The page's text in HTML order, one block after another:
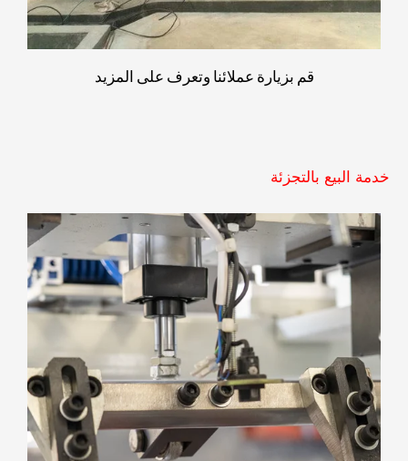
قم بزيارة عملائنا وتعرف على المزيد
خدمة البيع بالتجزئة